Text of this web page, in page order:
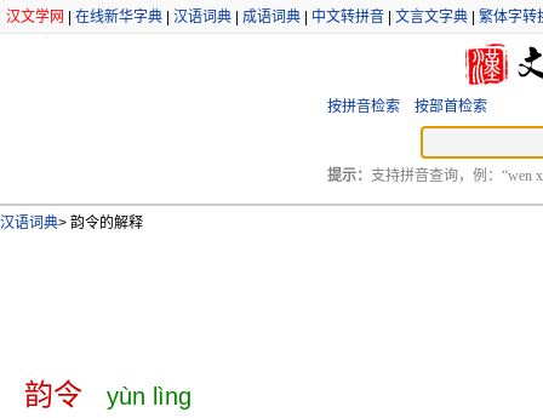
汉文学网 在线新华字典 汉语词典 成语词典 中文转拼音 文言文字典 繁体字转
按拼音检索 按部首检索
提示： 支持拼音查询，例：“wen
汉语词典> 韵令的解释
韵令 yùn lìng